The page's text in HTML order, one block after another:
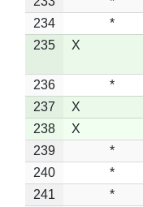
234
*
235
X
236 *
237
X
238
X
239
*
240
*
241
*